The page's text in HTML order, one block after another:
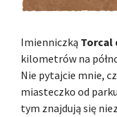
Imienniczką Torcal
kilometrów na
Nie pytajcie mnie,
miasteczko od
tym znajdują się